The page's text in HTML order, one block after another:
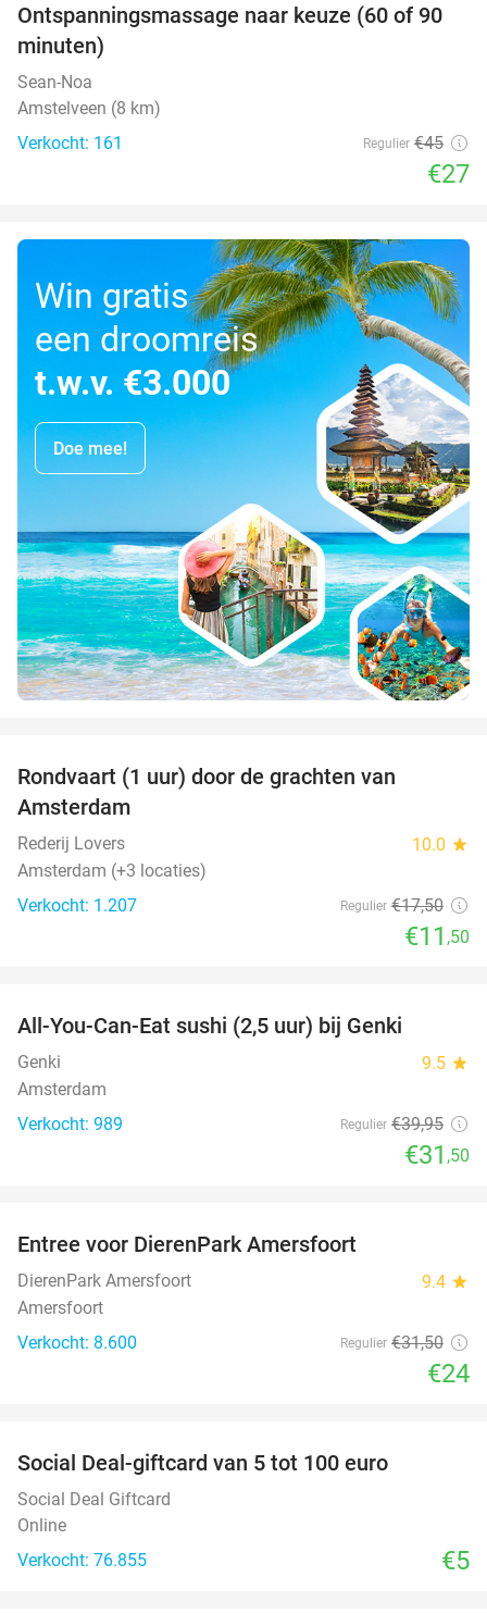
40%
Ontspanningsmassage naar keuze (60 of 90
minuten)
Sean-Noa
Amstelveen (8 km)
Verkocht: 161
Regulier €45
€27
Win gratis
een droomreis
t.w.v. €3.000
Doe mee!
Rondvaart (1 uur) door de grachten van
Amsterdam
Rederij Lovers 10.0 star
Amsterdam (+3 locaties)
Verkocht: 1.207
Regulier €17,50
€11 ,50
All-You-Can-Eat sushi (2,5 uur) bij Genki
Genki 9.5 star
Amsterdam
Verkocht: 989
Regulier €39,95
€31 ,50
Entree voor DierenPark Amersfoort
DierenPark Amersfoort 9.4 star
Amersfoort
Verkocht: 8.600
Regulier €31,50
€24
Social Deal-giftcard van 5 tot 100 euro
Social Deal Giftcard
Online
Verkocht: 76.855
€5